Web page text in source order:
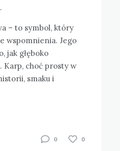
– to symbol, który
wspomnienia. Jego
jak głęboko
Karp, choć prosty w
smaku i
0 0